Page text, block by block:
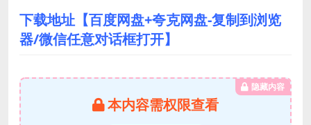
下载地址【百度网盘+夸克网盘-复制到浏览
器/微信任意对话框打开】
隐藏内容
本内容需权限查看